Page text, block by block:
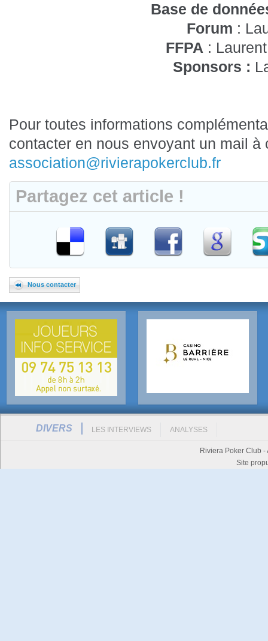
Base de
Forum :
FFPA :
Sponsors :
Pour toutes informations
contacter en nous envoyant un mail à
association@rivierapokerclub.fr
Partagez cet article !
Nous contacter
DIVERS LES INTERVIEWS ANALYSES
Riviera Poker Club
Site